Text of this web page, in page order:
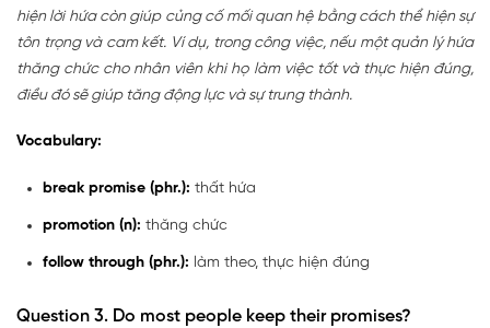
hiện lời hứa còn giúp củng cố mối quan hệ bằng cách thể hiện sự
tôn trọng và cam kết. Ví dụ, trong công việc, nếu một quản lý hứa
thăng chức cho nhân viên khi họ làm việc tốt và thực hiện đúng,
điều đó sẽ giúp tăng động lực và sự trung thành.
Vocabulary:
break promise (phr.): thất hứa
promotion (n): thăng chức
follow through (phr.): làm theo, thực hiện đúng
Question 3. Do most people keep their promises?